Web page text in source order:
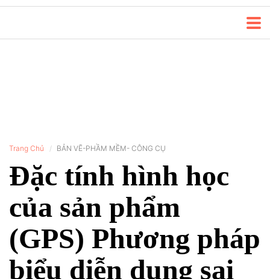
Trang Chủ BẢN VẼ-PHẦM MỀM- CÔNG CỤ
Đặc tính hình học
của sản phẩm
(GPS) Phương pháp
biểu diễn dung sai